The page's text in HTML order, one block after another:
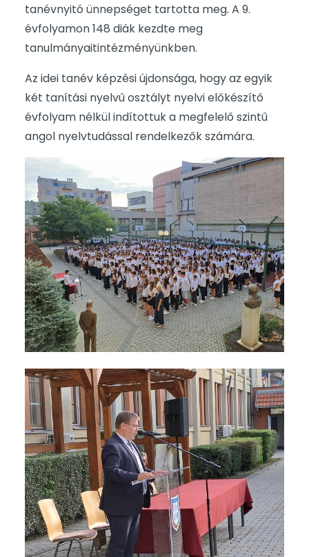
tanévnyitó ünnepséget tartotta meg. A 9.
évfolyamon 148 diák kezdte meg
tanulmányaitintézményünkben.
Az idei tanév képzési újdonsága, hogy az egyik
két tanítási nyelvű osztályt nyelvi előkészítő
évfolyam nélkül indítottuk a megfelelő szintű
angol nyelvtudással rendelkezők számára.